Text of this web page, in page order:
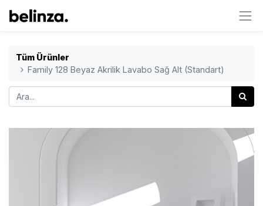
Tüm Ürünler
Family 128 Beyaz Akrilik Lavabo Sağ Alt (Standart)